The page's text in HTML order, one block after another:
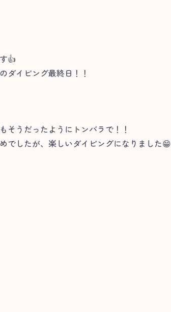
👍
ダイビング最終日！！
そうだったようにトンバラで！！
でしたが、楽しいダイビングになりました😁